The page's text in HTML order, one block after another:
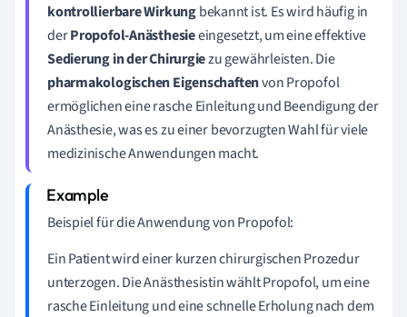
kontrollierbare Wirkungbekannt ist. Es wird häufig in
derPropofol-Anästhesieeingesetzt, um eine effektive
Sedierung in der Chirurgiezu gewährleisten. Die
pharmakologischen Eigenschaftenvon Propofol
ermöglichen eine rasche Einleitung und Beendigung der
Anästhesie, was es zu einer bevorzugten Wahl für viele
medizinische Anwendungen macht.
Beispiel für die Anwendung von Propofol:
Ein Patient wird einer kurzen chirurgischen Prozedur
unterzogen. Die Anästhesistin wählt Propofol, um eine
rasche Einleitung und eine schnelle Erholung nach dem